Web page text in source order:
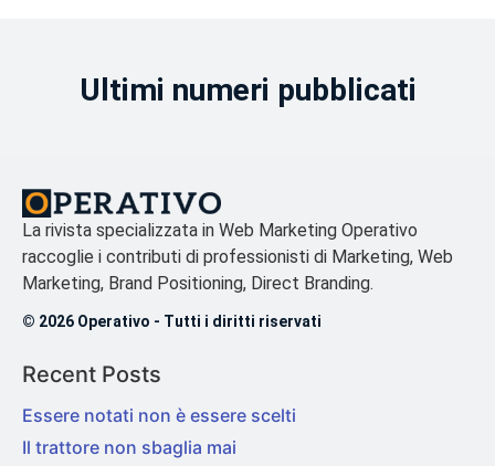
Ultimi numeri pubblicati
La rivista specializzata in Web Marketing Operativo
raccoglie i contributi di professionisti di Marketing, Web
Marketing, Brand Positioning, Direct Branding.
© 2026 Operativo - Tutti i diritti riservati
Recent Posts
Essere notati non è essere scelti
Il trattore non sbaglia mai